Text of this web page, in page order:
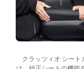
クラッツィオ シート